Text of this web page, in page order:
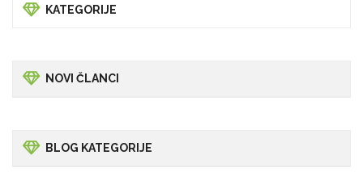
KATEGORIJE
NOVI ČLANCI
BLOG KATEGORIJE